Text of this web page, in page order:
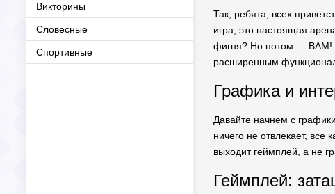
Викторины
Словесные
Спортивные
Так, ребята, всех
игра, это настоящая
фигня? Но потом — BAM!
расширенным
Графика и
Давайте начнем с
ничего не отвлекает, все
выходит геймплей, а не
Геймплей: